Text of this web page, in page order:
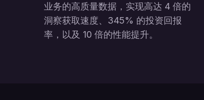
业务的高质量数据，实现高达 4 倍的
洞察获取速度、345% 的投资回报
率，以及 10 倍的性能提升。